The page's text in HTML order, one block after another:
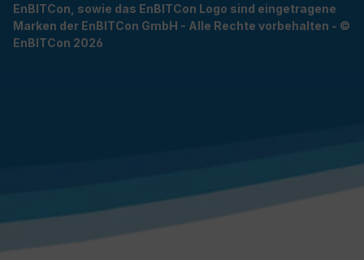
EnBITCon, sowie das EnBITCon Logo sind eingetragene
Marken der EnBITCon GmbH - Alle Rechte vorbehalten - ©
EnBITCon 2026